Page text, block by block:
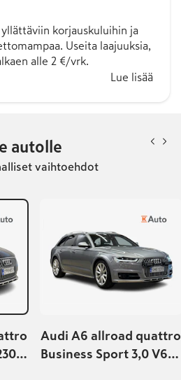
yllättäviin korjauskuluihin ja
Useita laajuuksia,
alle 2 €/vrk.
Lue lisää
autolle
vaihtoehdot
Audi A6 allroad quattro
Business Sport 3,0 V6